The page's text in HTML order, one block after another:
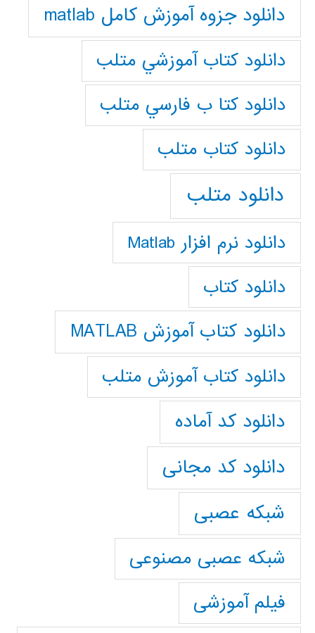
دانلود جزوه آموزش کامل matlab
دانلود كتاب آموزشي متلب
دانلود كتا ب فارسي متلب
دانلود كتاب متلب
دانلود متلب
دانلود نرم افزار Matlab
دانلود کتاب
دانلود کتاب آموزش MATLAB
دانلود کتاب آموزش متلب
دانلود کد آماده
دانلود کد مجانی
شبکه عصبی
شبکه عصبی مصنوعی
فیلم آموزشی